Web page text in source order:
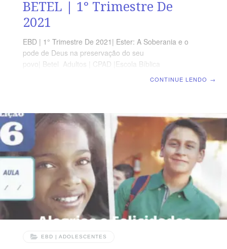
BETEL | 1° Trimestre De
2021
EBD | 1° Trimestre De 2021| Ester: A Soberania e o
pode de Deus na preservação do seu
povo| Betel Adultos | CPAD |Escola Bíblica
sabe se para tal tempo como este chegaste a este
reino?” Ester 4.14 VERDADE APLICADA O caráter da
rainha Ester ensina como submeter-se à vontade de
Deus e
CONTINUE LENDO →
EBD | ADOLESCENTES